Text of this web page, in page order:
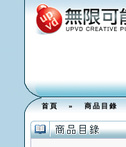
首頁»商品目錄